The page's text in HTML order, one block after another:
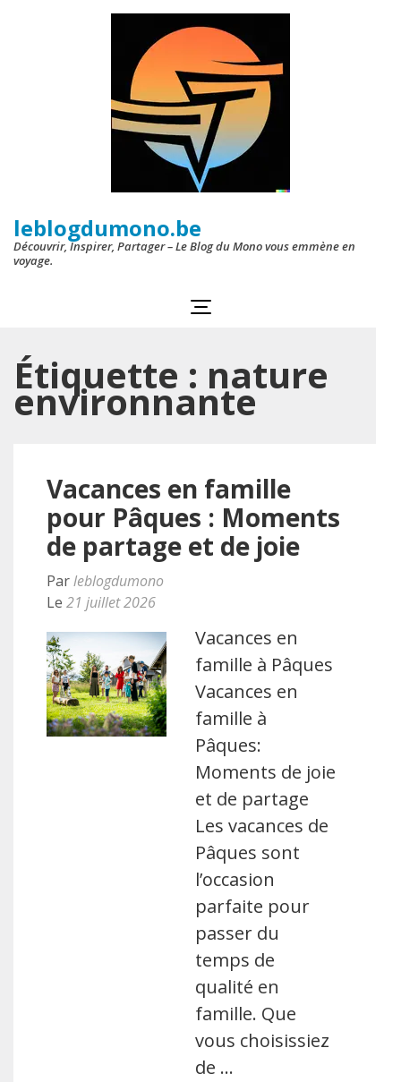
leblogdumono.be
Découvrir, Inspirer, Partager – Le Blog du Mono vous emmène en
voyage.
Étiquette : nature
environnante
Vacances en famille
pour Pâques : Moments
de partage et de joie
Parleblogdumono
Le 21 juillet 2026
Vacances en
famille à Pâques
Vacances en
famille à
Pâques:
Moments de joie
et de partage
Les vacances de
Pâques sont
l’occasion
parfaite pour
passer du
temps de
qualité en
famille. Que
vous choisissiez
de …